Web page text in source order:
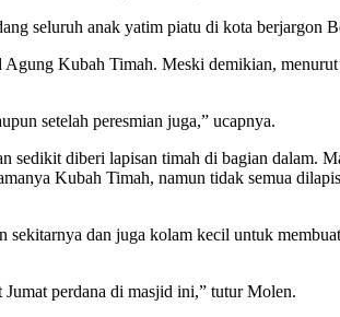
seluruh anak yatim piatu di kota berjargon
Kubah Timah. Meski demikian, menurut
setelah peresmian juga,” ucapnya.
sedikit diberi lapisan timah di bagian dalam.
Kubah Timah, namun tidak semua
dan juga kolam kecil untuk
perdana di masjid ini,” tutur Molen.